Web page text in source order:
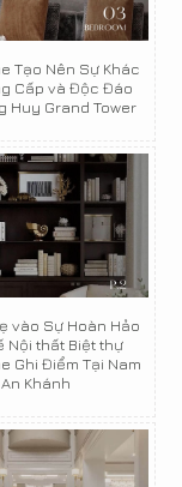
Tạo Nên Sự Khác
Cấp và Độc Đáo
Huy Grand Tower
vào Sự Hoàn Hảo
Nội thất Biệt thự
Ghi Điểm Tại Nam
An Khánh